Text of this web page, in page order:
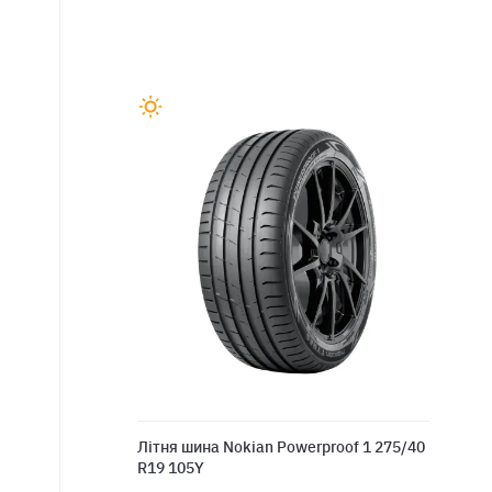
Літня шина Nokian Powerproof 1 275/40
R19 105Y